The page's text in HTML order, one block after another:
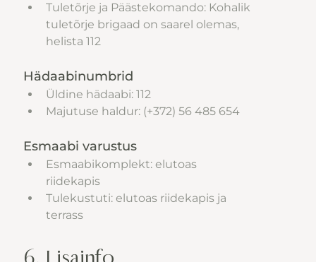
Tuletõrje ja Päästekomando: Kohalik
tuletõrje brigaad on saarel olemas,
helista 112
Hädaabinumbrid
Üldine hädaabi: 112
Majutuse haldur: (+372) 56 485 654
Esmaabi varustus
Esmaabikomplekt: elutoas
riidekapis
Tulekustuti: elutoas riidekapis ja
terrass